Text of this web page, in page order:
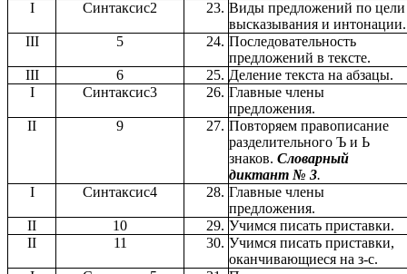
I
Синтаксис2
Виды предложений по цели
высказывания и интонации.
III
5
Последовательность
предложений в тексте.
III
6
Деление текста на абзацы.
I
Синтаксис3
Главные члены
предложения.
II
9
Повторяем правописание
разделительного Ъ и Ь
знаков. Словарный
диктант № 3.
I
Синтаксис4
Главные члены
предложения.
II
10
Учимся писать приставки.
II
11
Учимся писать приставки,
оканчивающиеся на з-с.